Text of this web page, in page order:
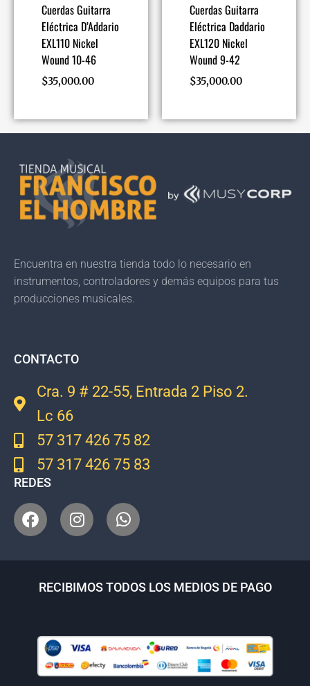
Cuerdas Guitarra
Eléctrica D’Addario
EXL110 Nickel
Wound 10-46
$35,000.00
Cuerdas Guitarra
Eléctrica Daddario
EXL120 Nickel
Wound 9-42
$35,000.00
Encuentra en nuestra tienda todo lo necesario en
instrumentos, controladores y demás equipos para tus
producciones musicales.
CONTACTO
Cra. 9 # 22-55, Entrada 2 Piso 2.
Lc 66
57 317 426 75 82
57 317 426 75 83
REDES
RECIBIMOS TODOS LOS MEDIOS DE PAGO